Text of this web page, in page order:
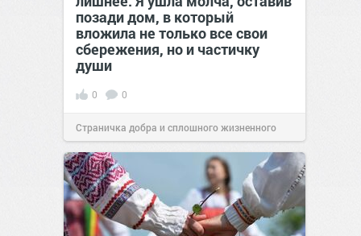
позади дом, в который
вложила не только все свои
сбережения, но и частичку
души
0 0
Страничка добра и сплошного жизненного
позитива!00:29Сегодня